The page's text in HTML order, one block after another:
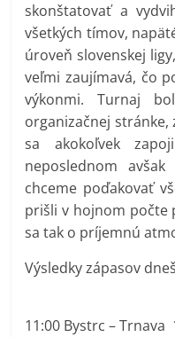
skonštatovať a
všetkých tímov,
úroveň slovenskej
veľmi zaujímavá, čo
výkonmi. Turnaj
organizačnej stránke,
sa akokoľvek
neposlednom
chceme poďakovať
prišli v hojnom počte
sa tak o príjemnú
Výsledky zápasov
11:00 Bystrc – Trnava